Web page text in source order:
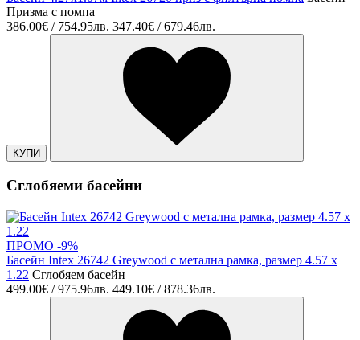
Призма с помпа
386.00€ / 754.95лв. 347.40€ / 679.46лв.
КУПИ
Сглобяеми басейни
ПРОМО -9%
Басейн Intex 26742 Greywood с метална рамка, размер 4.57 x
1.22 Сглобяем басейн
499.00€ / 975.96лв. 449.10€ / 878.36лв.